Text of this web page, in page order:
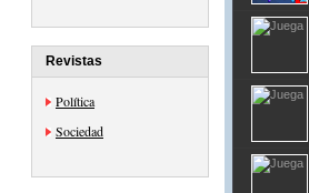
Revistas
Política
Sociedad